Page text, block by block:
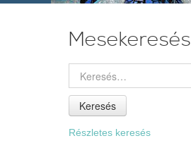
Mesekeresés
Keresés
Részletes keresés